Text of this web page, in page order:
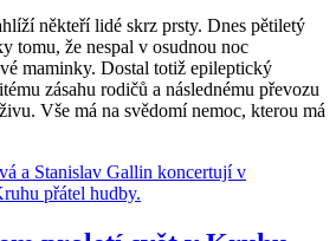
někteří lidé skrz prsty. Dnes pětiletý
tomu, že nespal v osudnou noc
maminky. Dostal totiž epileptický
zásahu rodičů a následnému převozu
Vše má na svědomí nemoc, kterou má